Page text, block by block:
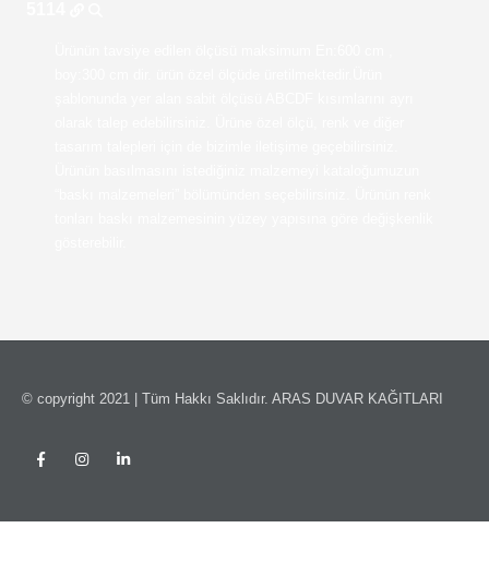
© copyright 2021 | Tüm Hakkı Saklıdır. ARAS DUVAR KAĞITLARI